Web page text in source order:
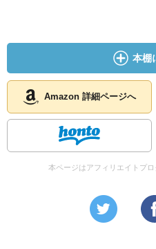
本棚
Amazon 詳細ページへ
本ページはアフィリエイトプ